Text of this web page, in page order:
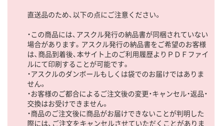
直送品のため、以下の点にご注意ください。
・この商品には、アスクル発行の納品書が同梱されていない
場合があります。アスクル発行の納品書をご希望のお客様
は、商品到着後、本サイト上のご利用履歴よりＰＤＦファイ
ルにて印刷することが可能です。
・アスクルのダンボールもしくは袋でのお届けではありま
せん。
・お客様のご都合によるご注文後の変更・キャンセル・返品・
交換はお受けできません。
・商品のご注文後に商品がお届けできないことが判明した
際には、ご注文をキャンセルさせていただくことがありま